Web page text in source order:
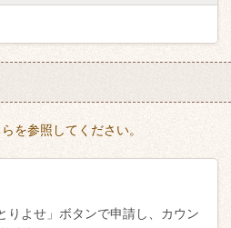
を参照してください。
りよせ」ボタンで申請し、カウン